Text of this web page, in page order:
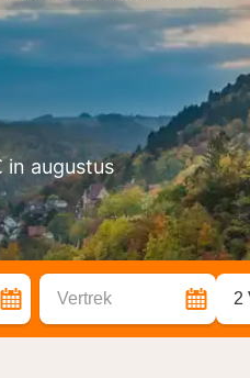
in augustus
Vertrek 2